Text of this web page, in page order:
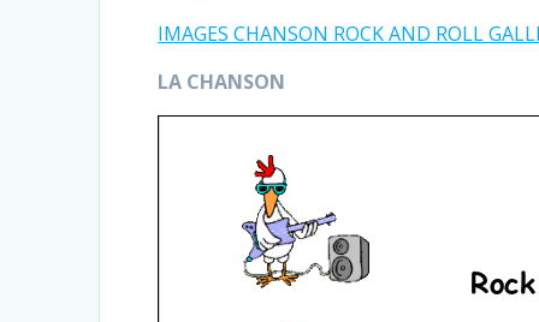
IMAGES CHANSON ROCK AND ROLL
LA CHANSON